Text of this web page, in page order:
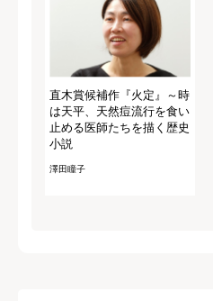
直木賞候補作『火定』～時
は天平、天然痘流行を食い
止める医師たちを描く歴史
小説
澤田瞳子